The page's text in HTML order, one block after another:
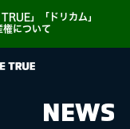
」「ドリカム」
権について
NEWS